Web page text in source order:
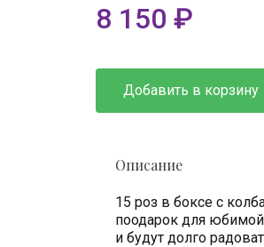
8 150 ₽
Добавить в корзину
Описание
15 роз в боксе с
поодарок для
и будут долго